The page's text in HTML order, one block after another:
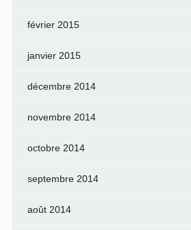
février 2015
janvier 2015
décembre 2014
novembre 2014
octobre 2014
septembre 2014
août 2014